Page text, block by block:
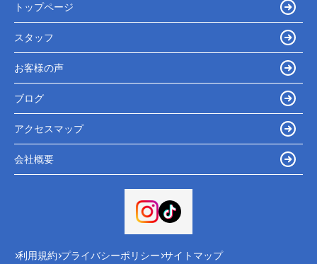
トップページ
スタッフ
お客様の声
ブログ
アクセスマップ
会社概要
利用規約 プライバシーポリシー サイトマップ